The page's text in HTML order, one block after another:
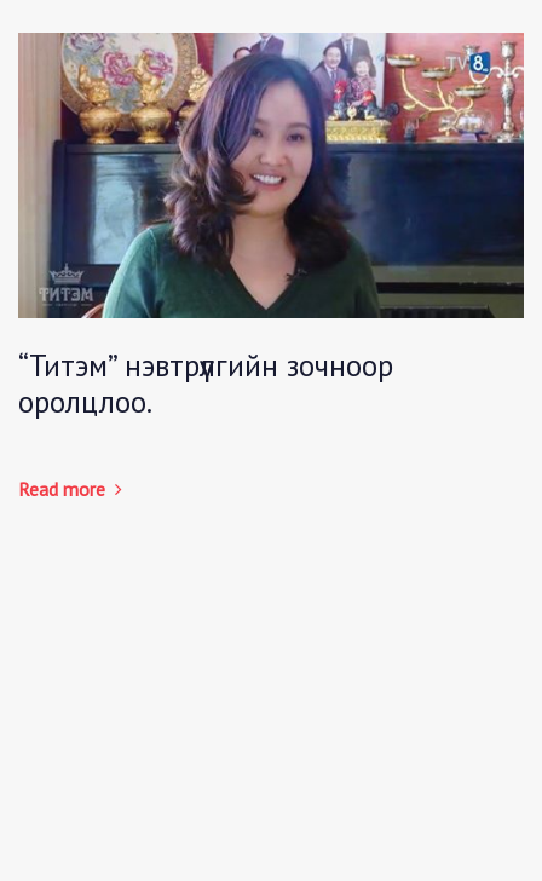
“Титэм” нэвтрүүлгийн зочноор
оролцлоо.
Read more